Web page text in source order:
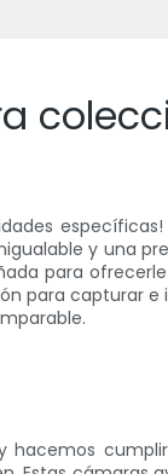
y una
para
para capturar